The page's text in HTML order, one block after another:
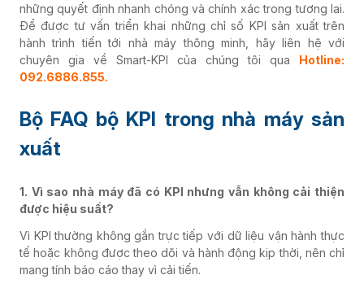
những quyết định nhanh chóng và chính xác trong tương lai.
Để được tư vấn triển khai những chỉ số KPI sản xuất trên
hành trình tiến tới nhà máy thông minh, hãy liên hệ với
chuyên gia về Smart-KPI của chúng tôi qua Hotline:
092.6886.855.
Bộ FAQ bộ KPI trong nhà máy sản
xuất
1. Vì sao nhà máy đã có KPI nhưng vẫn không cải thiện
được hiệu suất?
Vì KPI thường không gắn trực tiếp với dữ liệu vận hành thực
tế hoặc không được theo dõi và hành động kịp thời, nên chỉ
mang tính báo cáo thay vì cải tiến.